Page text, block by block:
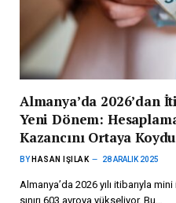
Almanya’da 2026’dan
Yeni Dönem:
Kazancını Ortaya Koydu
BY HASAN IŞILAK 28 ARALIK 2025
Almanya’da 2026 yılı itibarıyla
sınırı 603 avroya yükseliyor. Bu…